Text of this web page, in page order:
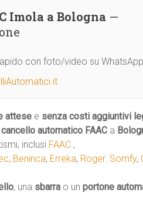
Imola a Bologna —
con foto/video su
attese e senza costi aggiuntivi
cancello automatico FAAC a
inclusi FAAC ,
, Beninca, Erreka, Roger. Somfy,
, una sbarra o un portone